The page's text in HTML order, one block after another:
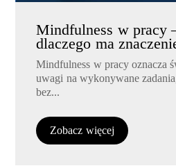
Mindfulness w pracy
dlaczego ma
Mindfulness w pracy oznacza
uwagi na wykonywane
bez...
Zobacz więcej